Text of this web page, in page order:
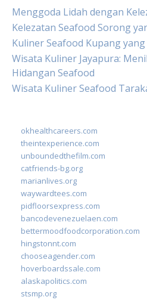
Menggoda Lidah dengan
Kelezatan Seafood Sorong
Kuliner Seafood Kupang
Wisata Kuliner Jayapura:
Hidangan Seafood
Wisata Kuliner Seafood
okhealthcareers.com
theintexperience.com
unboundedthefilm.com
catfriends-bg.org
marianlives.org
waywardtees.com
pidfloorsexpress.com
bancodevenezuelaen.com
bettermoodfoodcorporation.com
hingstonnt.com
chooseagender.com
hoverboardssale.com
alaskapolitics.com
stsmp.org